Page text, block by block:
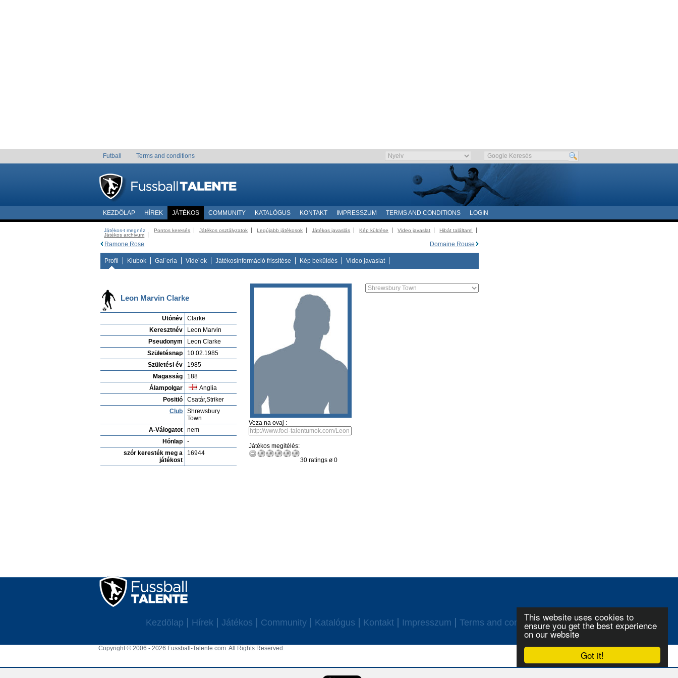
Got it!
This website uses cookies to
ensure you get the best experience
on our website
Futball Terms and conditions
KEZDÖLAP HÍREK JÁTÉKOS COMMUNITY KATALÓGUS KONTAKT IMPRESSZUM TERMS AND CONDITIONS LOGIN
Játékos-t megnéz Pontos keresés Játékos osztályzatok Legújabb játékosok Játékos javaslás Kép küldése Video javaslat
Hibát találtam!
Játékos archivum
Domaine Rouse
Ramone Rose
Profíl Klubok Gal´eria Vide´ok Játékosinformáció frissitése Kép beküldés Video javaslat
Leon Marvin Clarke
Utónév
Clarke
Keresztnév
Leon Marvin
Pseudonym
Leon Clarke
Születésnap
10.02.1985
Születési év
1985
Magasság
188
Álampolgar
Anglia
Positió
Csatár,Striker
Club
Shrewsbury
Town
A-Válogatot
nem
Hónlap
-
szór keresték meg a
játékost
16944
Veza na ovaj :
Játékos megitélés:
30 ratings ø 0
Kezdölap Hírek Játékos Community Katalógus Kontakt Impresszum Terms and conditions Login
Copyright © 2006 - 2026 Fussball-Talente.com. All Rights Reserved.